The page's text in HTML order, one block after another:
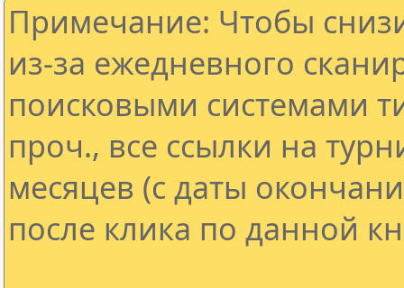
Примечание: Чтобы
из-за ежедневного
поисковыми системами
проч., все ссылки на
месяцев (с даты
после клика по данной